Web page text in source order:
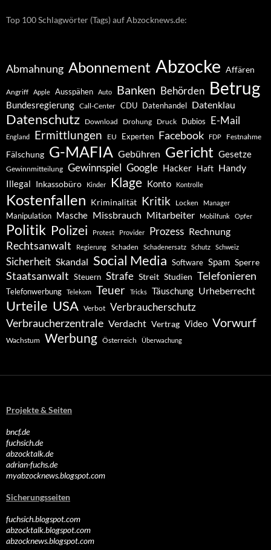
Top 100 Schlagwörter (Tags) auf Abzocknews.de:
Abmahnung Abonnement Abzocke Affären
Angriff Apple Ausspähen Auto Banken Behörden Betrug
Bundesregierung Call-Center CDU Datenhandel Datenklau
Datenschutz Download Drohung Druck Dubios E-Mail
England Ermittlungen EU Experten Facebook FDP Festnahme
Fälschung G-MAFIA Gebühren Gericht Gesetze
Gewinnmitteilung Gewinnspiel Google Hacker Haft Handy
Illegal Inkassobüro Kinder Klage Konto Kontrolle
Kostenfallen Kriminalität Kritik Locken Manager
Manipulation Masche Missbrauch Mitarbeiter Mobilfunk Opfer
Politik Polizei Protest Provider Prozess Rechnung
Rechtsanwalt Regierung Schaden Schadenersatz Schutz Schweiz
Sicherheit Skandal Social Media Software Spam Sperre
Staatsanwalt Steuern Strafe Streit Studien Telefonieren
Telefonwerbung Telekom Teuer Tricks Täuschung Urheberrecht
Urteile USA Verbot Verbraucherschutz
Verbraucherzentrale Verdacht Vertrag Video Vorwurf
Wachstum Werbung Österreich Überwachung
Projekte & Seiten
bncf.de
fuchsich.de
abzocktalk.de
adrian-fuchs.de
myabzocknews.blogspot.com
Sicherungsseiten
fuchsich.blogspot.com
abzocktalk.blogspot.com
abzocknews.blogspot.com